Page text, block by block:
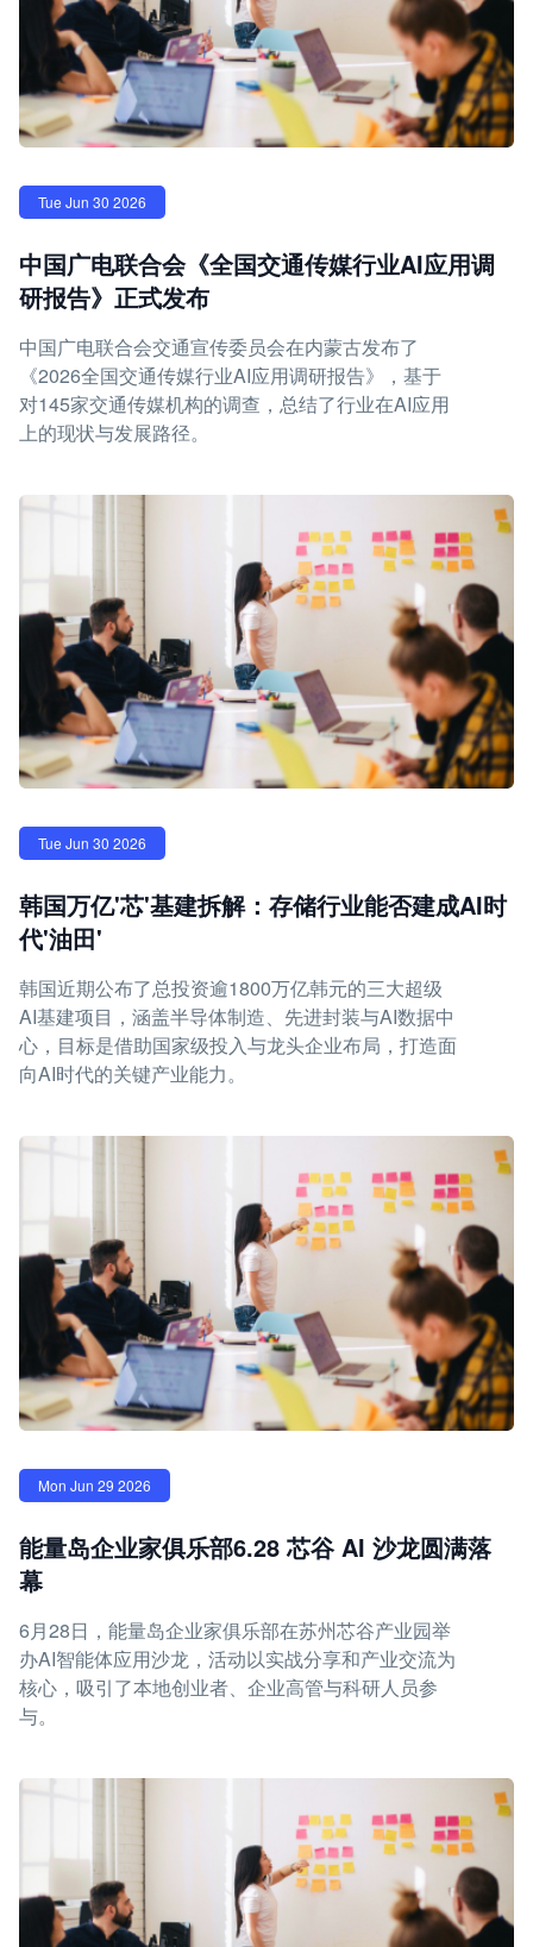
Tue Jun 30 2026
中国广电联合会《全国交通传媒行业AI应用调
研报告》正式发布
中国广电联合会交通宣传委员会在内蒙古发布了
《2026全国交通传媒行业AI应用调研报告》，基于
对145家交通传媒机构的调查，总结了行业在AI应用
上的现状与发展路径。
Tue Jun 30 2026
韩国万亿'芯'基建拆解：存储行业能否建成AI时
代'油田'
韩国近期公布了总投资逾1800万亿韩元的三大超级
AI基建项目，涵盖半导体制造、先进封装与AI数据中
心，目标是借助国家级投入与龙头企业布局，打造面
向AI时代的关键产业能力。
Mon Jun 29 2026
能量岛企业家俱乐部6.28 芯谷 AI 沙龙圆满落
幕
6月28日，能量岛企业家俱乐部在苏州芯谷产业园举
办AI智能体应用沙龙，活动以实战分享和产业交流为
核心，吸引了本地创业者、企业高管与科研人员参
与。